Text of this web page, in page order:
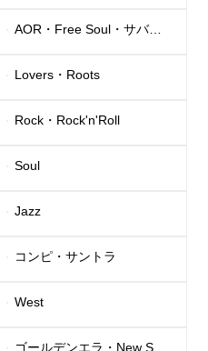
AOR・Free Soul・サバービア
Lovers・Roots
Rock・Rock'n'Roll
Soul
Jazz
コンピ・サントラ
West
ゴールデンエラ・New School